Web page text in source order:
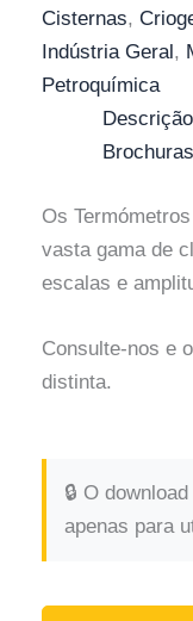
Cisternas,
Indústria Geral,
Petroquímica
Descrição
Brochuras
Os
vasta gama de
escalas e
Consulte-nos e
distinta.
🔒 O
apenas para